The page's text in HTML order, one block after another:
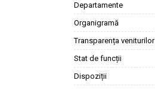
Departamente
Organigramă
Transparența veniturilor
Stat de funcții
Dispoziții